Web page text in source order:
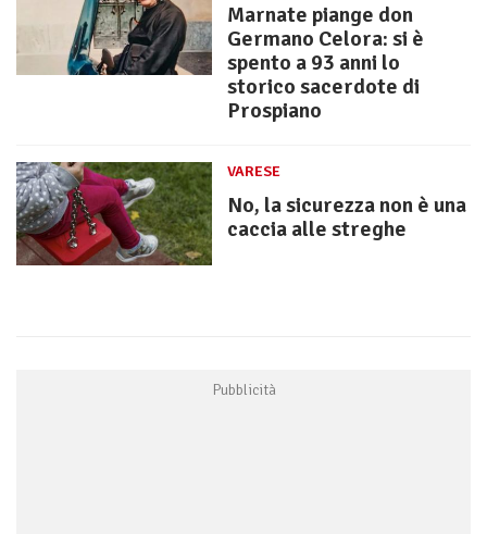
Marnate piange don
Germano Celora: si è
spento a 93 anni lo
storico sacerdote di
Prospiano
VARESE
No, la sicurezza non è una
caccia alle streghe